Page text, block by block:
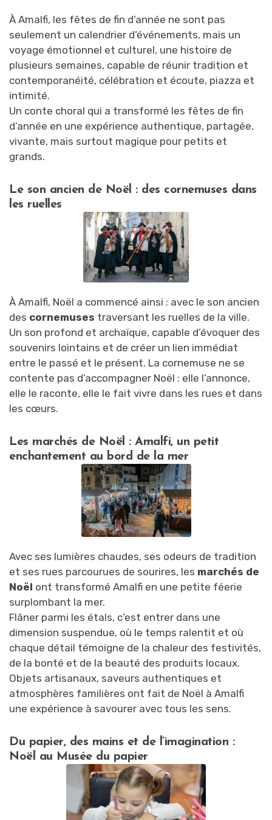
À Amalfi, les fêtes de fin d’année ne sont pas
seulement un calendrier d’événements, mais un
voyage émotionnel et culturel, une histoire de
plusieurs semaines, capable de réunir tradition et
contemporanéité, célébration et écoute, piazza et
intimité.
Un conte choral qui a transformé les fêtes de fin
d’année en une expérience authentique, partagée,
vivante, mais surtout magique pour petits et
grands.
Le son ancien de Noël : des cornemuses dans
les ruelles
À Amalfi, Noël a commencé ainsi : avec le son ancien
des cornemuses traversant les ruelles de la ville.
Un son profond et archaïque, capable d’évoquer des
souvenirs lointains et de créer un lien immédiat
entre le passé et le présent. La cornemuse ne se
contente pas d’accompagner Noël : elle l’annonce,
elle le raconte, elle le fait vivre dans les rues et dans
les cœurs.
Les marchés de Noël : Amalfi, un petit
enchantement au bord de la mer
Avec ses lumières chaudes, ses odeurs de tradition
et ses rues parcourues de sourires, les marchés de
Noël ont transformé Amalfi en une petite féerie
surplombant la mer.
Flâner parmi les étals, c’est entrer dans une
dimension suspendue, où le temps ralentit et où
chaque détail témoigne de la chaleur des festivités,
de la bonté et de la beauté des produits locaux.
Objets artisanaux, saveurs authentiques et
atmosphères familières ont fait de Noël à Amalfi
une expérience à savourer avec tous les sens.
Du papier, des mains et de l’imagination :
Noël au Musée du papier